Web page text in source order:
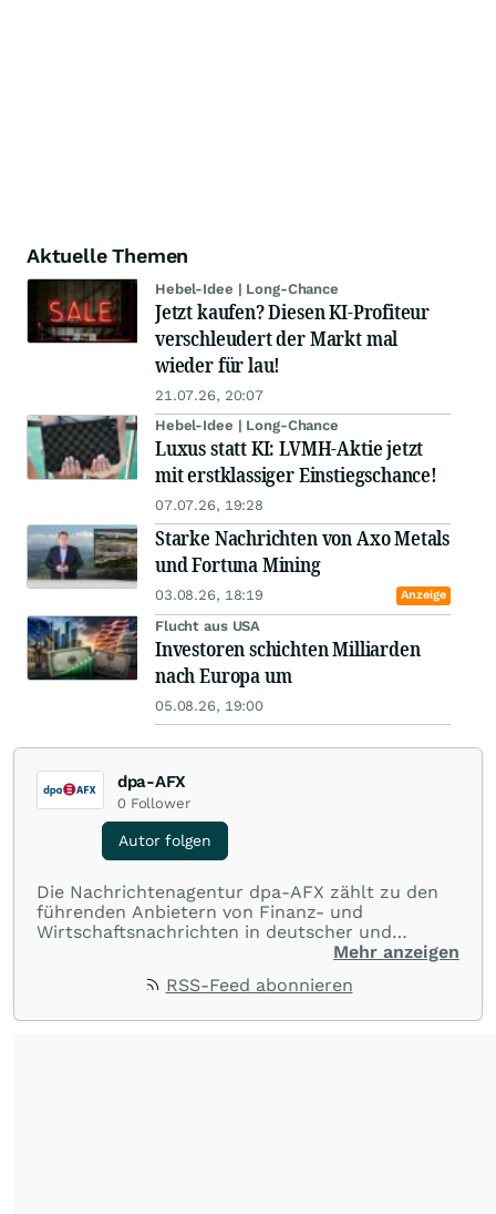
Aktuelle Themen
Hebel-Idee | Long-Chance
Jetzt kaufen? Diesen KI-Profiteur
verschleudert der Markt mal
wieder für lau!
21.07.26, 20:07
Hebel-Idee | Long-Chance
Luxus statt KI: LVMH-Aktie jetzt
mit erstklassiger Einstiegschance!
07.07.26, 19:28
Starke Nachrichten von Axo Metals
und Fortuna Mining
03.08.26, 18:19 Anzeige
Flucht aus USA
Investoren schichten Milliarden
nach Europa um
05.08.26, 19:00
dpa-AFX
0 Follower
Autor folgen
Die Nachrichtenagentur dpa-AFX zählt zu den
führenden Anbietern von Finanz- und
Wirtschaftsnachrichten in deutscher und
englischer Sprache. Gestützt auf ein
dpa-AFX unabhängig, zuverlässig und schnell
Mehr anzeigen
RSS-Feed abonnieren